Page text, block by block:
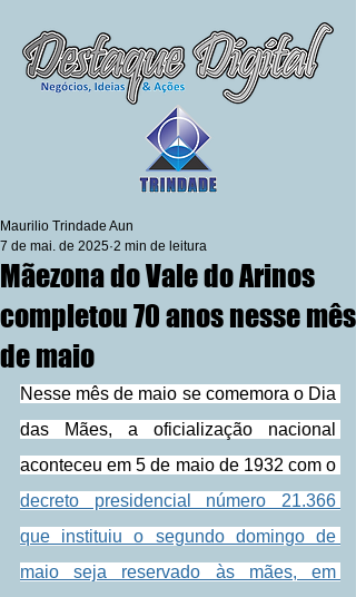
Mãezona do Vale do Arinos
completou 70 anos nesse mês
de maio
Maurilio Trindade Aun
7 de mai. de 2025 2 min de leitura
Nesse mês de maio se comemora o Dia
das Mães, a oficialização nacional
decreto presidencial número 21.366
que instituiu o segundo domingo de
maio seja reservado às mães, em